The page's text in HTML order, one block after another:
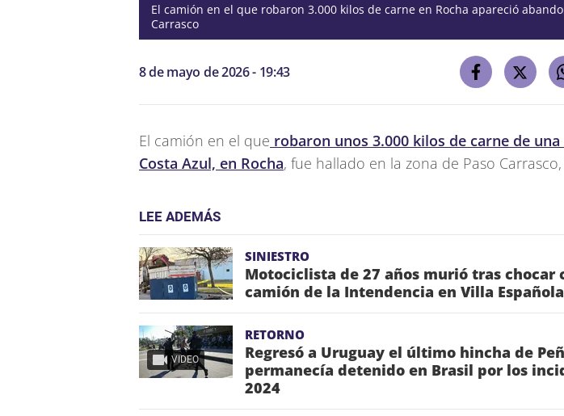
El camión en el que robaron 3.000 kilos de carne en Rocha apareció
Carrasco
8 de mayo de 2026 - 19:43
El camión en el que robaron unos 3.000 kilos de carne de
Costa Azul, en Rocha, fue hallado en la zona de Paso
LEE ADEMÁS
SINIESTRO
Motociclista de 27 años murió tras chocar
camión de la Intendencia en Villa Española
VIDEO
RETORNO
Regresó a Uruguay el último hincha de
permanecía detenido en Brasil por los
2024